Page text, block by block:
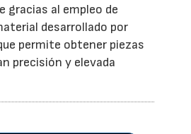
gracias al empleo de
desarrollado por
permite obtener piezas
precisión y elevada